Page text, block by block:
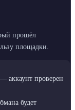
прошёл
площадки.
— аккаунт проверен
будет